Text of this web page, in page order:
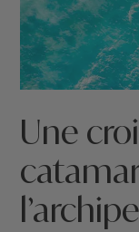
Une
l’archipel